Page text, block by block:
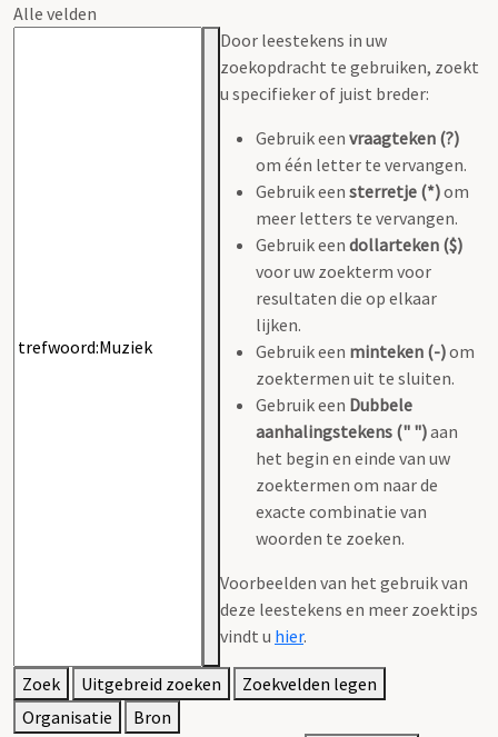
Alle velden
Door leestekens in uw
zoekopdracht te gebruiken, zoekt
u specifieker of juist breder:
Gebruik een vraagteken (?)
om één letter te vervangen.
Gebruik een sterretje (*)om
meer letters te vervangen.
Gebruik een dollarteken ($)
voor uw zoekterm voor
resultaten die op elkaar
lijken.
Gebruik een minteken (-)om
zoektermen uit te sluiten.
Gebruik een Dubbele
aanhalingstekens (" ")aan
het begin en einde van uw
zoektermen om naar de
exacte combinatie van
woorden te zoeken.
Voorbeelden van het gebruik van
deze leestekens en meer zoektips
vindt u hier.
Zoek Uitgebreid zoeken
Zoekvelden legen
Organisatie
Bron